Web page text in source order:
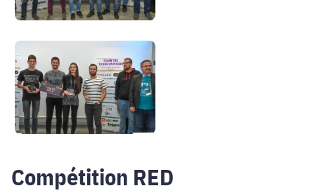
Compétition RED